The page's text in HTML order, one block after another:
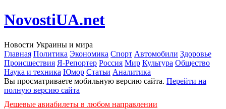
NovostiUA.net
Новости Украины и мира
Главная Политика Экономика Спорт Автомобили Здоровье
Происшествия Я-Репортер Россия Мир Культура Общество
Наука и техника Юмор Статьи Аналитика
Вы просматриваете мобильную версию сайта. Перейти на
полную версию сайта
Дешевые авиабилеты в любом направлении